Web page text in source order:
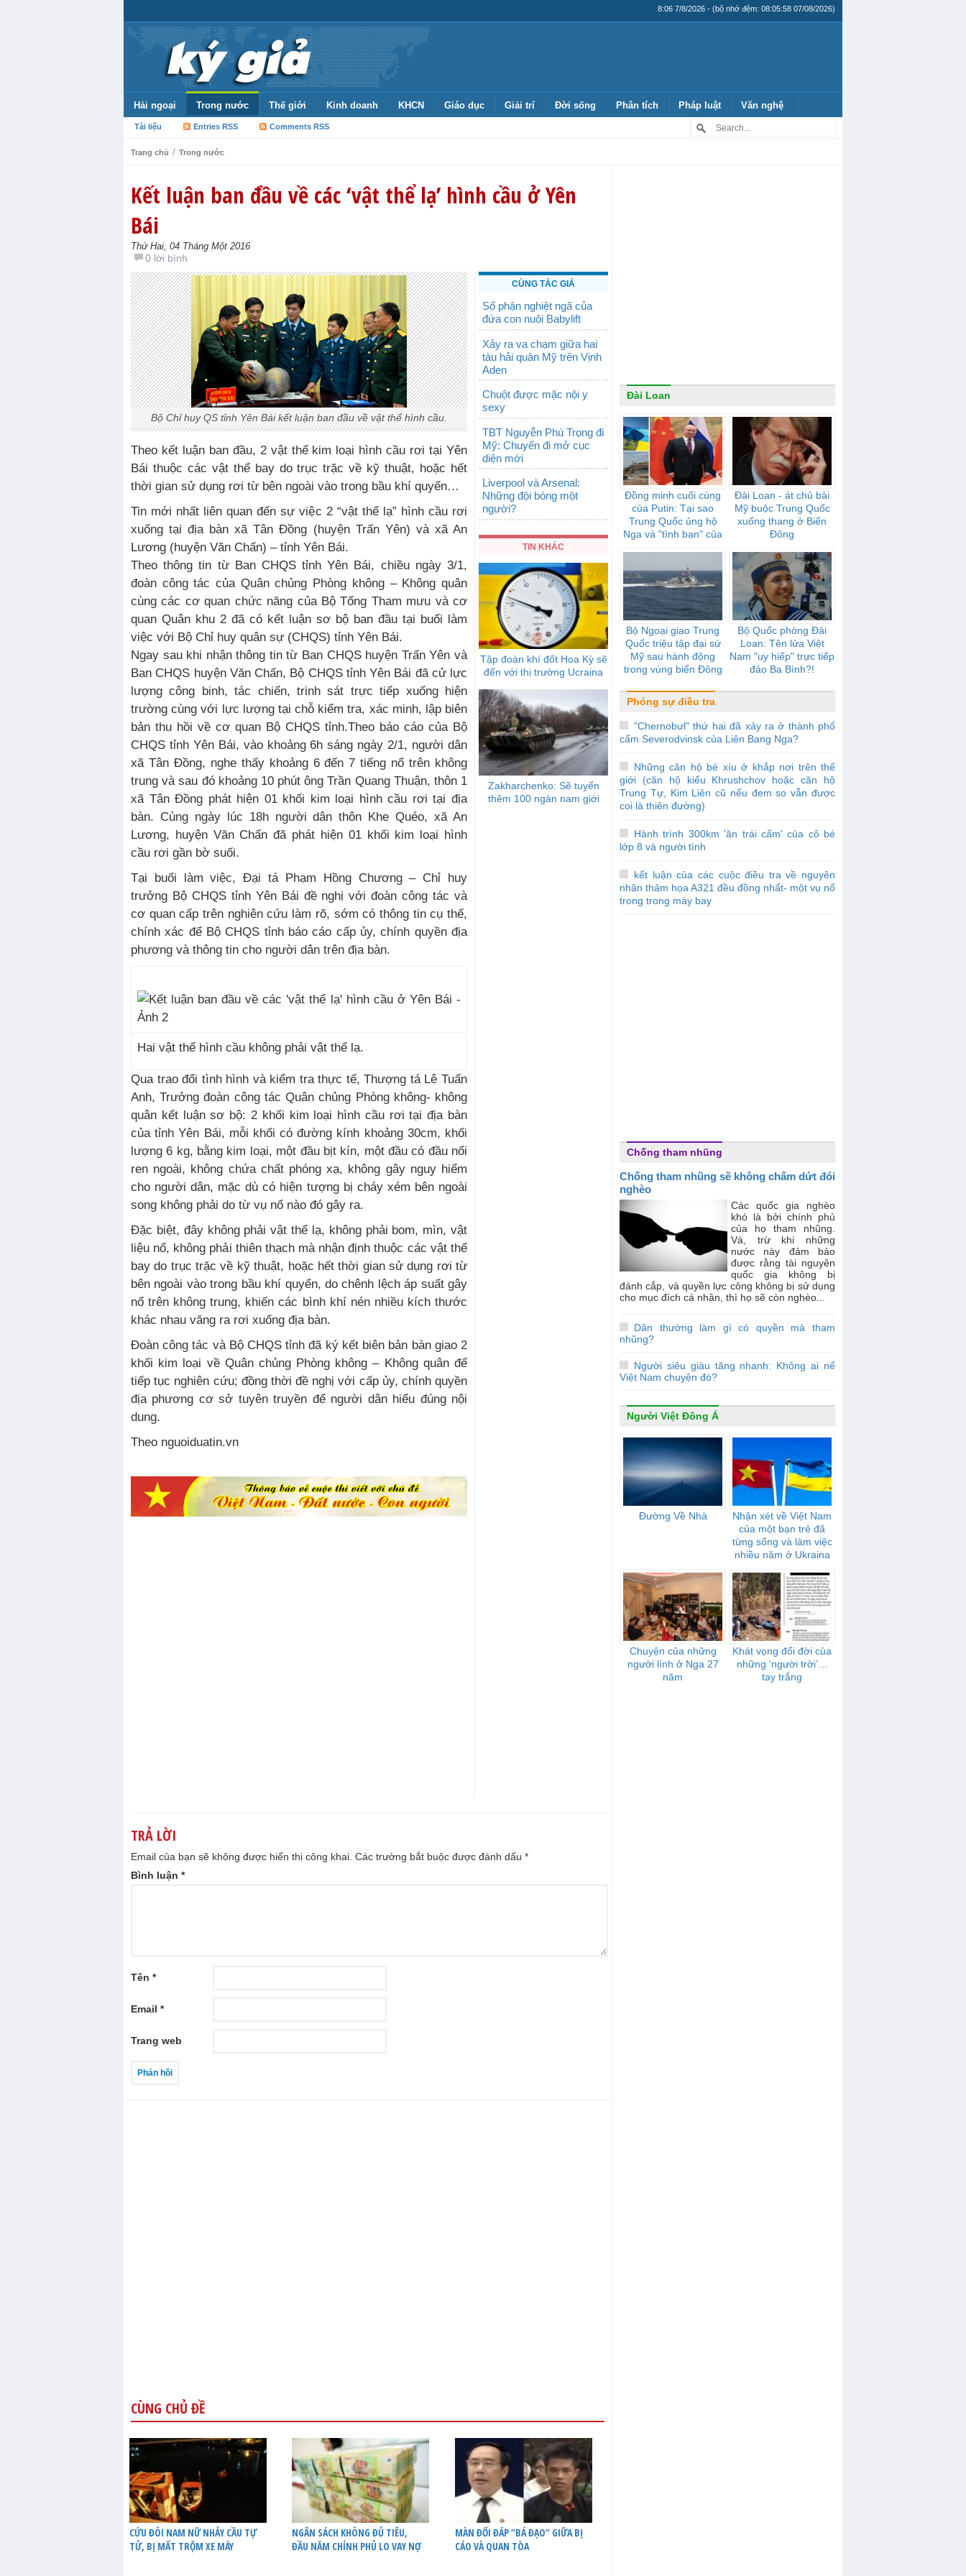
8:06 7/8/2026 - (bộ nhớ đệm: 08:05:58 07/08/2026)
Hải ngoại Trong nước Thế giới Kinh doanh KHCN Giáo dục Giải trí Đời sống Phân tích Pháp luật Văn nghệ
Tài liệu Entries RSS Comments RSS
Trang chủ / Trong nước
Kết luận ban đầu về các ‘vật thể lạ’ hình cầu ở Yên
Bái
Thứ Hai, 04 Tháng Một 2016
0 lời bình
Bộ Chỉ huy QS tỉnh Yên Bái kết luận ban đầu về vật thể hình cầu.
Theo kết luận ban đầu, 2 vật thể kim loại hình cầu rơi tại Yên
Bái thuộc các vật thể bay do trục trặc về kỹ thuật, hoặc hết
thời gian sử dụng rơi từ bên ngoài vào trong bầu khí quyển…
Tin mới nhất liên quan đến sự việc 2 “vật thể lạ” hình cầu rơi
xuống tại địa bàn xã Tân Đồng (huyện Trấn Yên) và xã An
Lương (huyện Văn Chấn) – tỉnh Yên Bái.
Theo thông tin từ Ban CHQS tỉnh Yên Bái, chiều ngày 3/1,
đoàn công tác của Quân chủng Phòng không – Không quân
cùng các cơ quan chức năng của Bộ Tổng Tham mưu và cơ
quan Quân khu 2 đã có kết luận sơ bộ ban đầu tại buổi làm
việc với Bộ Chỉ huy quân sự (CHQS) tỉnh Yên Bái.
Ngay sau khi nhận thông tin từ Ban CHQS huyện Trấn Yên và
Ban CHQS huyện Văn Chấn, Bộ CHQS tỉnh Yên Bái đã cử lực
lượng công binh, tác chiến, trinh sát trực tiếp xuống hiện
trường cùng với lực lượng tại chỗ kiểm tra, xác minh, lập biên
bản thu hồi về cơ quan Bộ CHQS tỉnh.Theo báo cáo của Bộ
CHQS tỉnh Yên Bái, vào khoảng 6h sáng ngày 2/1, người dân
xã Tân Đồng, nghe thấy khoảng 6 đến 7 tiếng nổ trên không
trung và sau đó khoảng 10 phút ông Trần Quang Thuận, thôn 1
xã Tân Đồng phát hiện 01 khối kim loại hình cầu rơi tại địa
bàn. Cùng ngày lúc 18h người dân thôn Khe Quéo, xã An
Lương, huyện Văn Chấn đã phát hiện 01 khối kim loại hình
cầu rơi gần bờ suối.
Tại buổi làm việc, Đại tá Phạm Hồng Chương – Chỉ huy
trưởng Bộ CHQS tỉnh Yên Bái đề nghị với đoàn công tác và
cơ quan cấp trên nghiên cứu làm rõ, sớm có thông tin cụ thể,
chính xác để Bộ CHQS tỉnh báo cáo cấp ủy, chính quyền địa
phương và thông tin cho người dân trên địa bàn.
Hai vật thể hình cầu không phải vật thể lạ.
Qua trao đổi tình hình và kiểm tra thực tế, Thượng tá Lê Tuấn
Anh, Trưởng đoàn công tác Quân chủng Phòng không- không
quân kết luận sơ bộ: 2 khối kim loại hình cầu rơi tại địa bàn
của tỉnh Yên Bái, mỗi khối có đường kính khoảng 30cm, khối
lượng 6 kg, bằng kim loại, một đầu bịt kín, một đầu có đầu nối
ren ngoài, không chứa chất phóng xạ, không gây nguy hiểm
cho người dân, mặc dù có hiện tượng bị cháy xém bên ngoài
song không phải do từ vụ nổ nào đó gây ra.
Đặc biệt, đây không phải vật thể lạ, không phải bom, mìn, vật
liệu nổ, không phải thiên thạch mà nhận định thuộc các vật thể
bay do trục trặc về kỹ thuật, hoặc hết thời gian sử dụng rơi từ
bên ngoài vào trong bầu khí quyển, do chênh lệch áp suất gây
nổ trên không trung, khiến các bình khí nén nhiều kích thước
khác nhau văng ra rơi xuống địa bàn.
Đoàn công tác và Bộ CHQS tỉnh đã ký kết biên bản bàn giao 2
khối kim loại về Quân chủng Phòng không – Không quân để
tiếp tục nghiên cứu; đồng thời đề nghị với cấp ủy, chính quyền
địa phương cơ sở tuyên truyền để người dân hiểu đúng nội
dung.
Theo nguoiduatin.vn
CÙNG TÁC GIẢ
Số phận nghiệt ngã của
đứa con nuôi Babylift
Xảy ra va chạm giữa hai
tàu hải quân Mỹ trên Vịnh
Aden
Chuột được mặc nội y
sexy
TBT Nguyễn Phú Trọng đi
Mỹ: Chuyến đi mở cục
diện mới
Liverpool và Arsenal:
Những đội bóng một
người?
TIN KHÁC
Tập đoàn khí đốt Hoa Kỳ sẽ
đến với thị trường Ucraina
Zakharchenko: Sẽ tuyển
thêm 100 ngàn nam giới
TRẢ LỜI
Email của bạn sẽ không được hiển thị công khai. Các trường bắt buộc được đánh dấu *
Bình luận *
Tên *
Email *
Trang web
CÙNG CHỦ ĐỀ
CỨU ĐÔI NAM NỮ NHẢY CẦU TỰ
TỬ, BỊ MẤT TRỘM XE MÁY
NGÂN SÁCH KHÔNG ĐỦ TIÊU,
ĐẦU NĂM CHÍNH PHỦ LO VAY NỢ
MÀN ĐỐI ĐÁP “BÁ ĐẠO” GIỮA BỊ
CÁO VÀ QUAN TÒA
Đài Loan
Đồng minh cuối cùng
của Putin: Tại sao
Trung Quốc ủng hộ
Nga và "tình bạn" của
Đài Loan - át chủ bài
Mỹ buộc Trung Quốc
xuống thang ở Biển
Đông
Bộ Ngoại giao Trung
Quốc triệu tập đại sứ
Mỹ sau hành động
trong vùng biển Đông
Bộ Quốc phòng Đài
Loan: Tên lửa Việt
Nam "uy hiếp" trực tiếp
đảo Ba Bình?!
Phóng sự điều tra
"Chernobưl" thứ hai đã xảy ra ở thành phố
cấm Severodvinsk của Liên Bang Nga?
Những căn hộ bé xíu ở khắp nơi trên thế
giới (căn hộ kiểu Khrushchov hoặc căn hộ
Trung Tự, Kim Liên cũ nếu đem so vẫn được
coi là thiên đường)
Hành trình 300km 'ăn trái cấm' của cô bé
lớp 8 và người tình
kết luận của các cuộc điều tra về nguyên
nhân thảm họa A321 đều đồng nhất- một vụ nổ
trong trong máy bay
Chống tham nhũng
Chống tham nhũng sẽ không chấm dứt đói
nghèo
Các quốc gia nghèo
khó là bởi chính phủ
của họ tham nhũng.
Và, trừ khi những
nước này đảm bảo
được rằng tài nguyên
quốc gia không bị
đánh cắp, và quyền lực công không bị sử dụng
cho mục đích cá nhân, thì họ sẽ còn nghèo...
Dân thường làm gì có quyền mà tham
nhũng?
Người siêu giàu tăng nhanh: Không ai nể
Việt Nam chuyện đó?
Người Việt Đông Á
Đường Về Nhà
Nhận xét về Việt Nam
của một bạn trẻ đã
từng sống và làm việc
nhiều năm ở Ukraina
Chuyện của những
người lính ở Nga 27
năm
Khát vọng đổi đời của
những ‘người trời’…
tay trắng